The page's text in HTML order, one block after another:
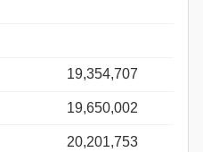
19,354,707
19,650,002
20,201,753